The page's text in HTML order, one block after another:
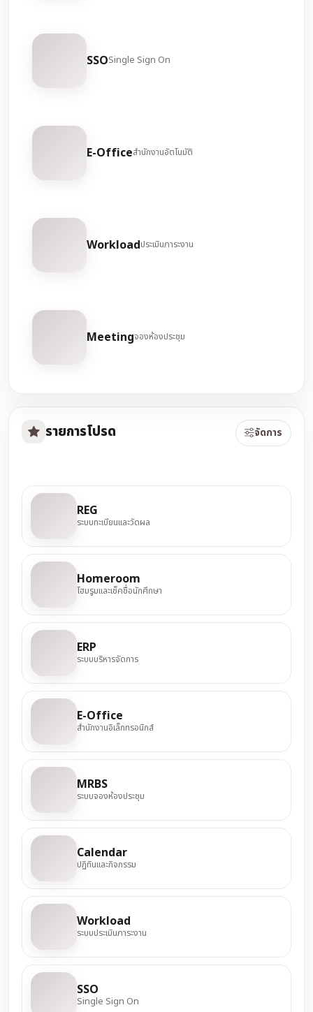
SSOSingle Sign On
E-Officeสำนักงานอัตโนมัติ
Workloadประเมินภาระงาน
Meetingจองห้องประชุม
รายการโปรด จัดการ
REG
ระบบทะเบียนและวัดผล
Homeroom
โฮมรูมและเช็คชื่อนักศึกษา
ERP
ระบบบริหารจัดการ
E-Office
สำนักงานอิเล็กทรอนิกส์
MRBS
ระบบจองห้องประชุม
Calendar
ปฏิทินและกิจกรรม
Workload
ระบบประเมินภาระงาน
SSO
Single Sign On